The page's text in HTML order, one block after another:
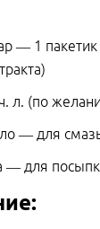
— 1 пакетик
л. (по
— для
— для